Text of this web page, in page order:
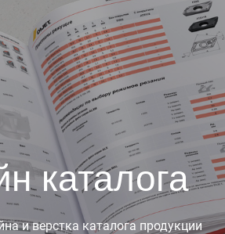
каталога
и верстка каталога продукции